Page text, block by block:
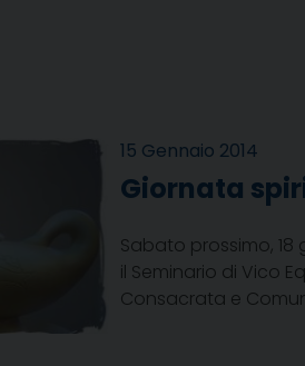
15 Gennaio 2014
Giornata
Sabato prossimo,
il Seminario di Vico
Consacrata e